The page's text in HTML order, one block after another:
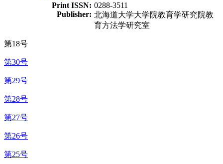
Print ISSN: 0288-3511
Publisher: 北海道大学大学院教育学研究院教
育方法学研究室
第18号
第30号
第29号
第28号
第27号
第26号
第25号